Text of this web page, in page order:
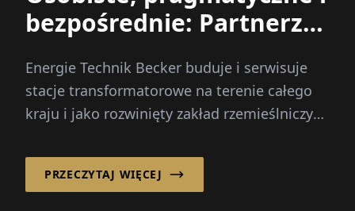
bezpośrednie: Partnerzy
napięcia
Energie Technik Becker buduje i serwisuje
stacje transformatorowe na terenie całego
kraju i jako rozwinięty zakład rzemieślniczy
niskiego i średniego napięcia...
PRZECZYTAJ WIĘCEJ